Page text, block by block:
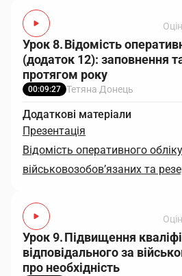
Урок 8. Відомість
(додаток 12): заповнення
протягом року
00:09:27 Тетяна Донець
Додаткові матеріали
Презентація
Відомість оперативного
військовозобов’язаних та
Урок 9. Підвищення
відповідального за
про необхідність